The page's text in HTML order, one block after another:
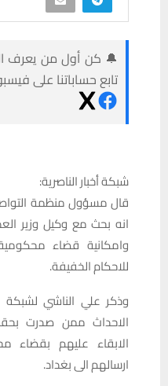
🔔 كن أول من يعرف
تابع حساباتنا على
شبكة أخبار الناصرية:
قال مسؤول منظمة
انه بحث مع وكيل وزير
وامكانية قضاء
للاحكام الخفيفة.
وذكر علي الناشي لشبكة
الاحداث ممن صدرت
الابقاء عليهم بقضاء
ارسالهم الى بغداد.